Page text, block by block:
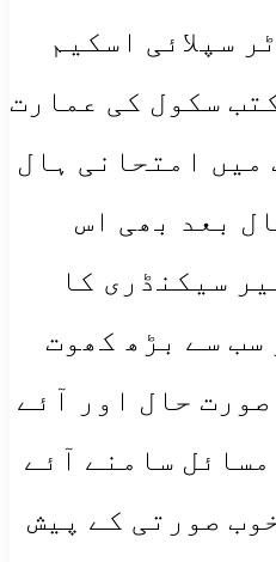
سپلائی اسکیم
سکول کی عمارت
میں امتحانی ہال
اور 40سال بعد بھی اس
سیکنڈری کا
سب سے بڑھ کھوت
حال اور آئے
سامنے آئے
صورتی کے پیش